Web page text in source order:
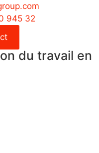
945 32
du travail en